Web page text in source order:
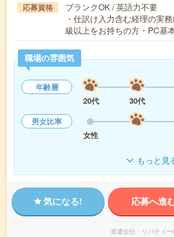
応募資格
ブランクOK / 英語力不要
・仕訳け入力含む経理の実
級以上をお持ちの方・PC基
職場の雰囲気
年齢層
20代
30代
男女比率
女性
もっと見
気になる! 応募へ進
派遣会社 リバティ